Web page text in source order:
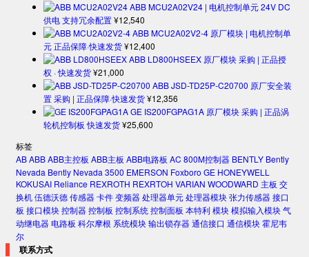
ABB MCU2A02V24 | 电机控制单元 24V DC
供电 支持冗余配置¥12,540
ABB MCU2A02V2-4 原厂模块 | 电机控制单
元 正品保障·快速发货¥12,400
ABB LD800HSEEX 原厂模块 采购 | 正品授
权 · 快速发货¥21,000
ABB JSD-TD25P-C20700 原厂安全装
置 采购 | 正品保障·快速发货¥12,356
GE IS200FGPAG1A 原厂模块 采购 | 正品涡
轮机控制板 快速发货¥25,600
标签
ABABBABB主控板 ABB主板 ABB电路板 AC 800M控制器 BENTLY Bently
Nevada Bently Nevada 3500 EMERSON Foxboro GE HONEYWELL
KOKUSAI Reliance REXROTH REXRTOH VARIAN WOODWARD 主板 交
换机伍德沃德传感器卡件变频器处理器单元处理器模块张力传感器接口
板 接口模块控制器控制板 控制系统控制面板 本特利模块模拟输入模块气
动继电器电路板 科尔摩根 系统模块输出锁存器通信接口 通信模块霍尼韦
尔
联系方式